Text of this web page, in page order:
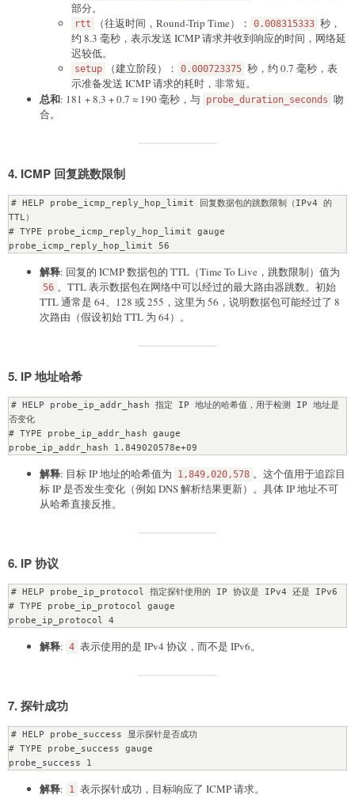
部分。
rtt （往返时间，Round-Trip Time）： 0.008315333 秒，
约 8.3 毫秒，表示发送 ICMP 请求并收到响应的时间，网络延
迟较低。
setup （建立阶段）： 0.000723375 秒，约 0.7 毫秒，表
示准备发送 ICMP 请求的耗时，非常短。
总和: 181 + 8.3 + 0.7 ≈ 190 毫秒，与 probe_duration_seconds 吻
合。
4. ICMP 回复跳数限制
# HELP probe_icmp_reply_hop_limit 回复数据包的跳数限制（IPv4 的
TTL）
# TYPE probe_icmp_reply_hop_limit gauge
解释: 回复的 ICMP 数据包的 TTL（Time To Live，跳数限制）值为
56 。TTL 表示数据包在网络中可以经过的最大路由器跳数。初始
TTL 通常是 64、128 或 255，这里为 56，说明数据包可能经过了 8
次路由（假设初始 TTL 为 64）。
5. IP 地址哈希
# HELP probe_ip_addr_hash 指定 IP 地址的哈希值，用于检测 IP 地址是
否变化
# TYPE probe_ip_addr_hash gauge
解释: 目标 IP 地址的哈希值为 1,849,020,578 。这个值用于追踪目
标 IP 是否发生变化（例如 DNS 解析结果更新）。具体 IP 地址不可
从哈希直接反推。
6. IP 协议
# HELP probe_ip_protocol 指定探针使用的 IP 协议是 IPv4 还是 IPv6
# TYPE probe_ip_protocol gauge
解释: 4 表示使用的是 IPv4 协议，而不是 IPv6。
7.探针成功
# HELP probe_success 显示探针是否成功
# TYPE probe_success gauge
解释: 1 表示探针成功，目标响应了 ICMP 请求。